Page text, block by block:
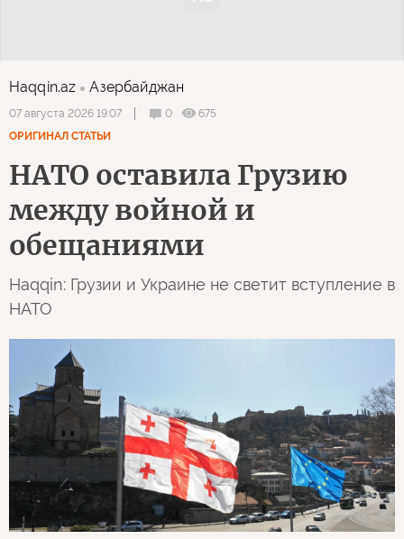
Haqqin.az Азербайджан
07 августа 2026 19:07 0
675
ОРИГИНАЛ СТАТЬИ
НАТО оставила Грузию
между войной и
обещаниями
Haqqin: Грузии и Украине не светит вступление в
НАТО